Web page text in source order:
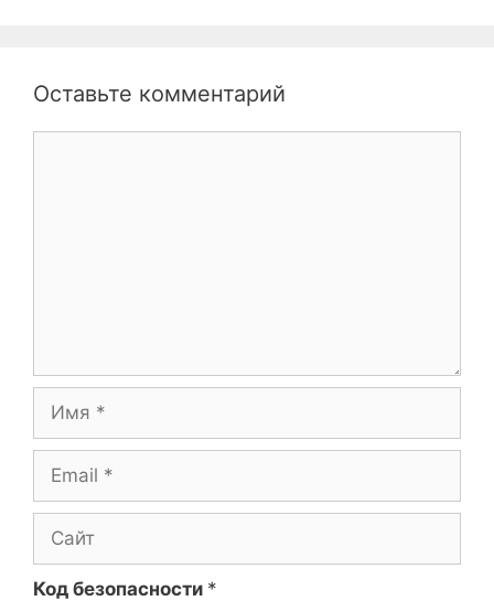
Оставьте комментарий
Код безопасности *